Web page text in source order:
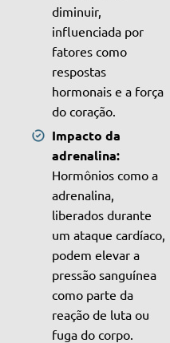
diminuir,
influenciada por
fatores como
respostas
hormonais e a força
do coração.
Impacto da
adrenalina:
Hormônios como a
adrenalina,
liberados durante
um ataque cardíaco,
podem elevar a
pressão sanguínea
como parte da
reação de luta ou
fuga do corpo.